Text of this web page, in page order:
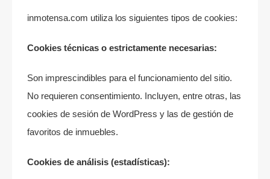
inmotensa.com utiliza los siguientes tipos de cookies:
Cookies técnicas o estrictamente necesarias:
Son imprescindibles para el funcionamiento del sitio.
No requieren consentimiento. Incluyen, entre otras, las
cookies de sesión de WordPress y las de gestión de
favoritos de inmuebles.
Cookies de análisis (estadísticas):